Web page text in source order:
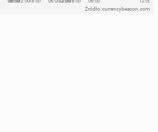
Źródło: currencybeacon.com